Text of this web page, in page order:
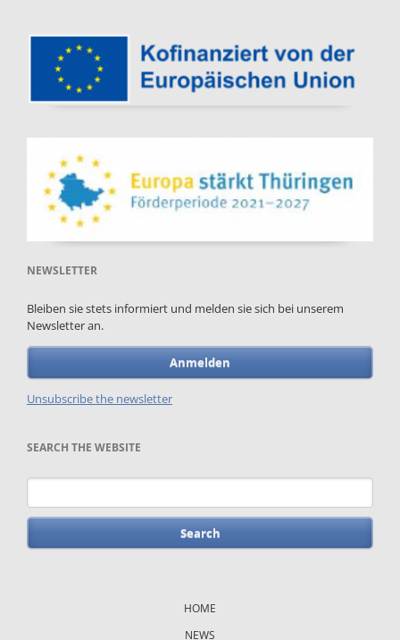
NEWSLETTER
Bleiben sie stets informiert und melden sie sich bei unserem
Newsletter an.
Anmelden
Unsubscribe the newsletter
SEARCH THE WEBSITE
Keywords
HOME
NEWS